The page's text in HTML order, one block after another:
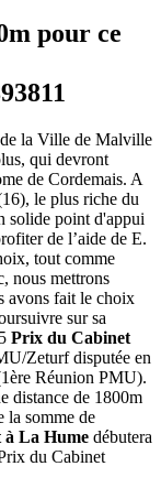
pour ce
la Ville de Malville
qui devront
de Cordemais. A
le plus riche du
solide point d'appui
de l’aide de E.
tout comme
nous mettrons
avons fait le choix
sur sa
Prix du Cabinet
Zeturf disputée en
Réunion PMU).
distance de 1800m
la somme de
La Hume débutera
du Cabinet